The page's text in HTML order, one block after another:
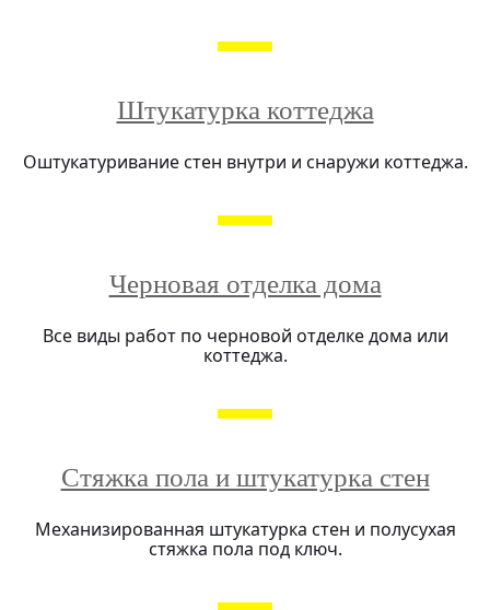
Штукатурка коттеджа
Оштукатуривание стен внутри и снаружи коттеджа.
Черновая отделка дома
Все виды работ по черновой отделке дома или
коттеджа.
Стяжка пола и штукатурка стен
Механизированная штукатурка стен и полусухая
стяжка пола под ключ.